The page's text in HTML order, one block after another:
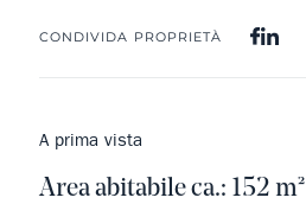
CONDIVIDA PROPRIETÀ
A prima vista
Area abitabile ca.: 152 m²